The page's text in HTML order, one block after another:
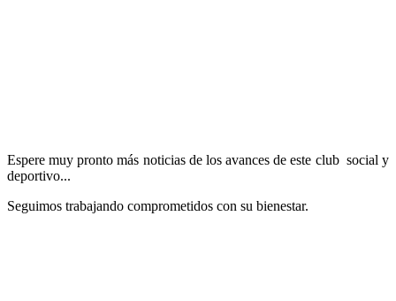
Espere muy pronto más noticias de los avances de este club social y
deportivo...
Seguimos trabajando comprometidos con su bienestar.